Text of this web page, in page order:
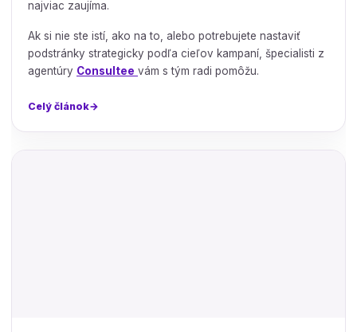
najviac zaujíma.
Ak si nie ste istí, ako na to, alebo potrebujete nastaviť
podstránky strategicky podľa cieľov kampaní, špecialisti z
agentúry Consultee vám s tým radi pomôžu.
Celý článok